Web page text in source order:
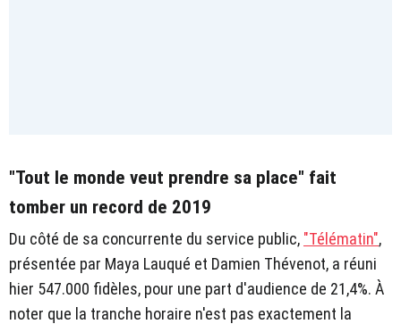
"Tout le monde veut prendre sa place" fait
tomber un record de 2019
Du côté de sa concurrente du service public, "Télématin",
présentée par Maya Lauqué et Damien Thévenot, a réuni
hier 547.000 fidèles, pour une part d'audience de 21,4%. À
noter que la tranche horaire n'est pas exactement la